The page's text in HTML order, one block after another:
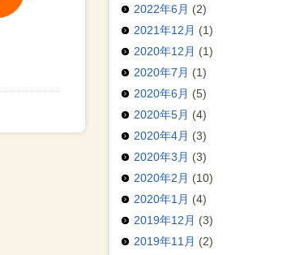
2022年6月 (2)
2021年12月 (1)
2020年12月 (1)
2020年7月 (1)
2020年6月 (5)
2020年5月 (4)
2020年4月 (3)
2020年3月 (3)
2020年2月 (10)
2020年1月 (4)
2019年12月 (3)
2019年11月 (2)